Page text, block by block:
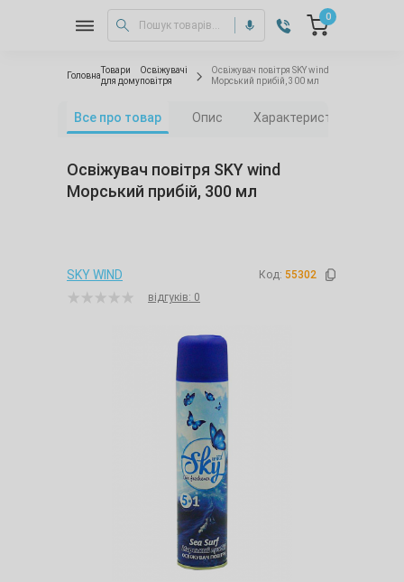
0
Головна
Товари
для дому
Освіжувачі
повітря
Освіжувач повітря SKY wind
Морський прибій, 300 мл
Все про товар Опис Характеристики
Освіжувач повітря SKY wind
Морський прибій, 300 мл
SKY WIND Код: 55302
відгуків: 0